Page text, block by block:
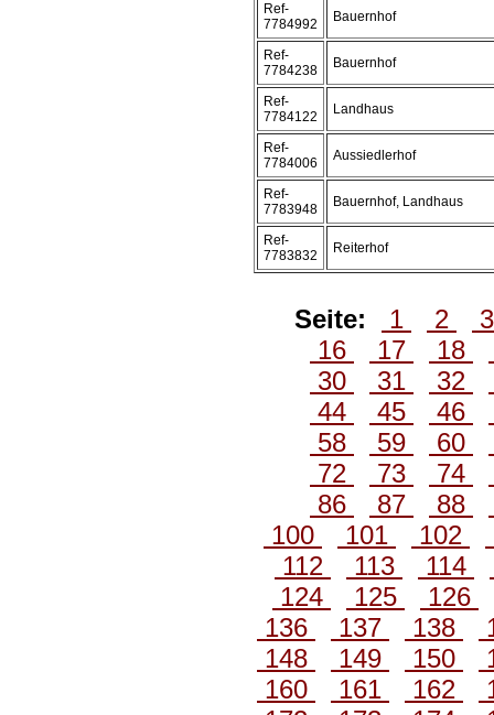
Ref-
7784992
Bauernhof
Ref-
7784238
Bauernhof
Ref-
7784122
Landhaus
Ref-
7784006
Aussiedlerhof
Ref-
7783948
Bauernhof, Landhaus
Ref-
7783832
Reiterhof
Seite: 1 2
16
17 18
30
31 32
44
45 46
58
59 60
72
73 74
86
87 88
100
101 102
112
113 114
124
125
126
136
137 138
148
149 150
160
161 162